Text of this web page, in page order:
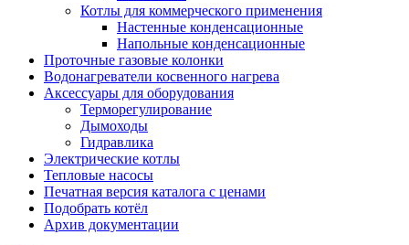
Котлы для коммерческого применения
Настенные конденсационные
Напольные конденсационные
Проточные газовые колонки
Водонагреватели косвенного нагрева
Аксессуары для оборудования
Терморегулирование
Дымоходы
Гидравлика
Электрические котлы
Тепловые насосы
Печатная версия каталога с ценами
Подобрать котёл
Архив документации